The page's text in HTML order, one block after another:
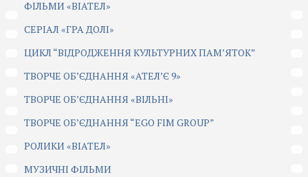
ФІЛЬМИ «ВІАТЕЛ»
СЕРІАЛ «ГРА ДОЛІ»
ЦИКЛ “ВІДРОДЖЕННЯ КУЛЬТУРНИХ ПАМ’ЯТОК”
ТВОРЧЕ ОБ’ЄДНАННЯ «АТЕЛ’Є 9»
ТВОРЧЕ ОБ’ЄДНАННЯ «ВІЛЬНІ»
ТВОРЧЕ ОБ’ЄДНАННЯ “EGO FIM GROUP”
РОЛИКИ «ВІАТЕЛ»
МУЗИЧНІ ФІЛЬМИ